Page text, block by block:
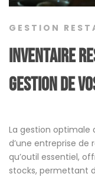
GESTION
Inventaire
gestion de
La gestion optimale
d’une entreprise de
qu’outil essentiel,
stocks, permettant